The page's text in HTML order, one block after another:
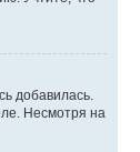
добавилась.
Несмотря на